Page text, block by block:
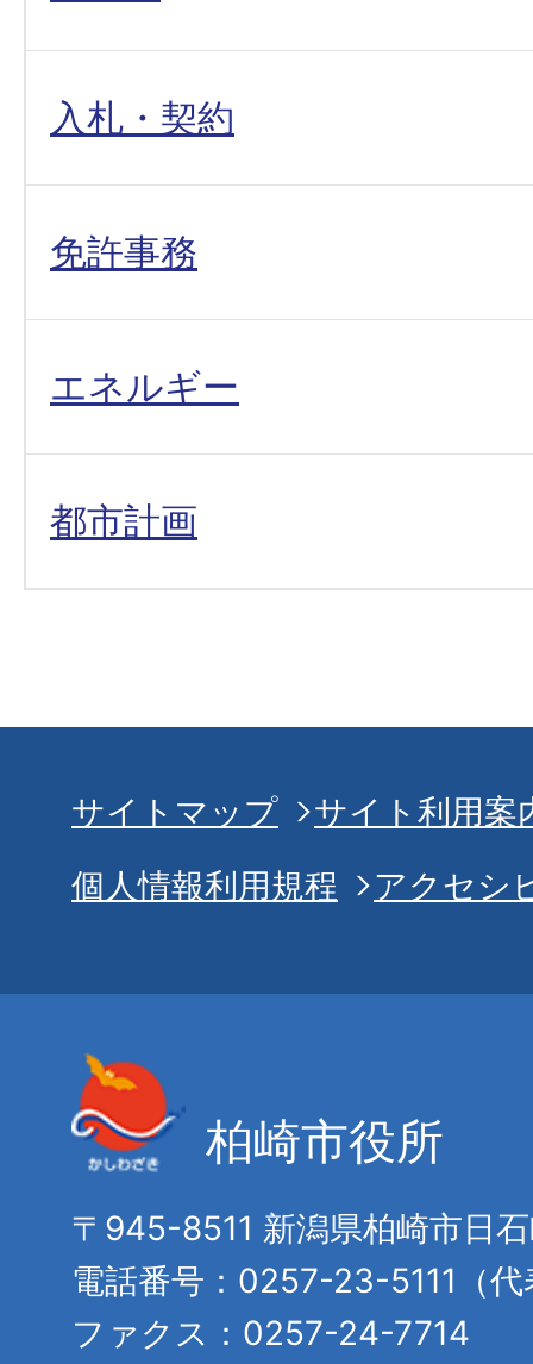
入札・契約
免許事務
エネルギー
都市計画
サイトマップ
サイト利用案
個人情報利用規程
アクセシ
柏崎市役所
〒945-8511 新潟県柏崎市日
電話番号：0257-23-5111（代
ファクス：0257-24-7714